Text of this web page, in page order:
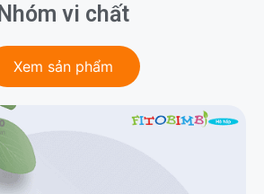
Nhóm vi chất
Xem sản phẩm